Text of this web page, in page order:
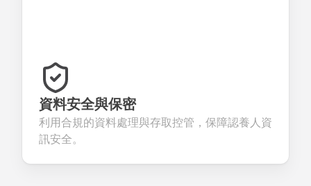
資料安全與保密
利用合規的資料處理與存取控管，保障認養人資
訊安全。